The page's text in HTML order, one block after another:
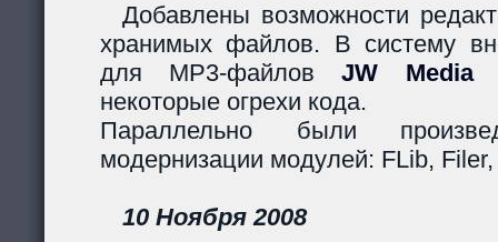
Добавлены возможности
хранимых файлов. В систему
для MP3-файловJW Media
некоторые огрехи кода.
Параллельно были
модернизации модулей: FLib,
10 Ноября 2008